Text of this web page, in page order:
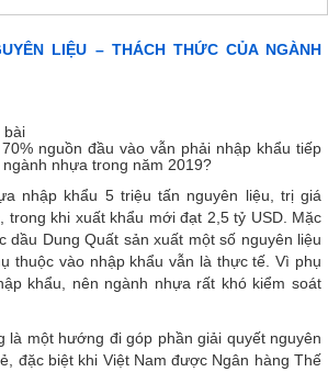
LIỆU – THÁCH THỨC CỦA NGÀNH
bài
nguồn đầu vào vẫn phải nhập khẩu tiếp
nhựa trong năm 2019?
nhập khẩu 5 triệu tấn nguyên liệu, trị giá
trong khi xuất khẩu mới đạt 2,5 tỷ USD. Mặc
dầu Dung Quất sản xuất một số nguyên liệu
thuộc vào nhập khẩu vẫn là thực tế. Vì phụ
khẩu, nên ngành nhựa rất khó kiểm soát
là một hướng đi góp phần giải quyết nguyên
đặc biệt khi Việt Nam được Ngân hàng Thế